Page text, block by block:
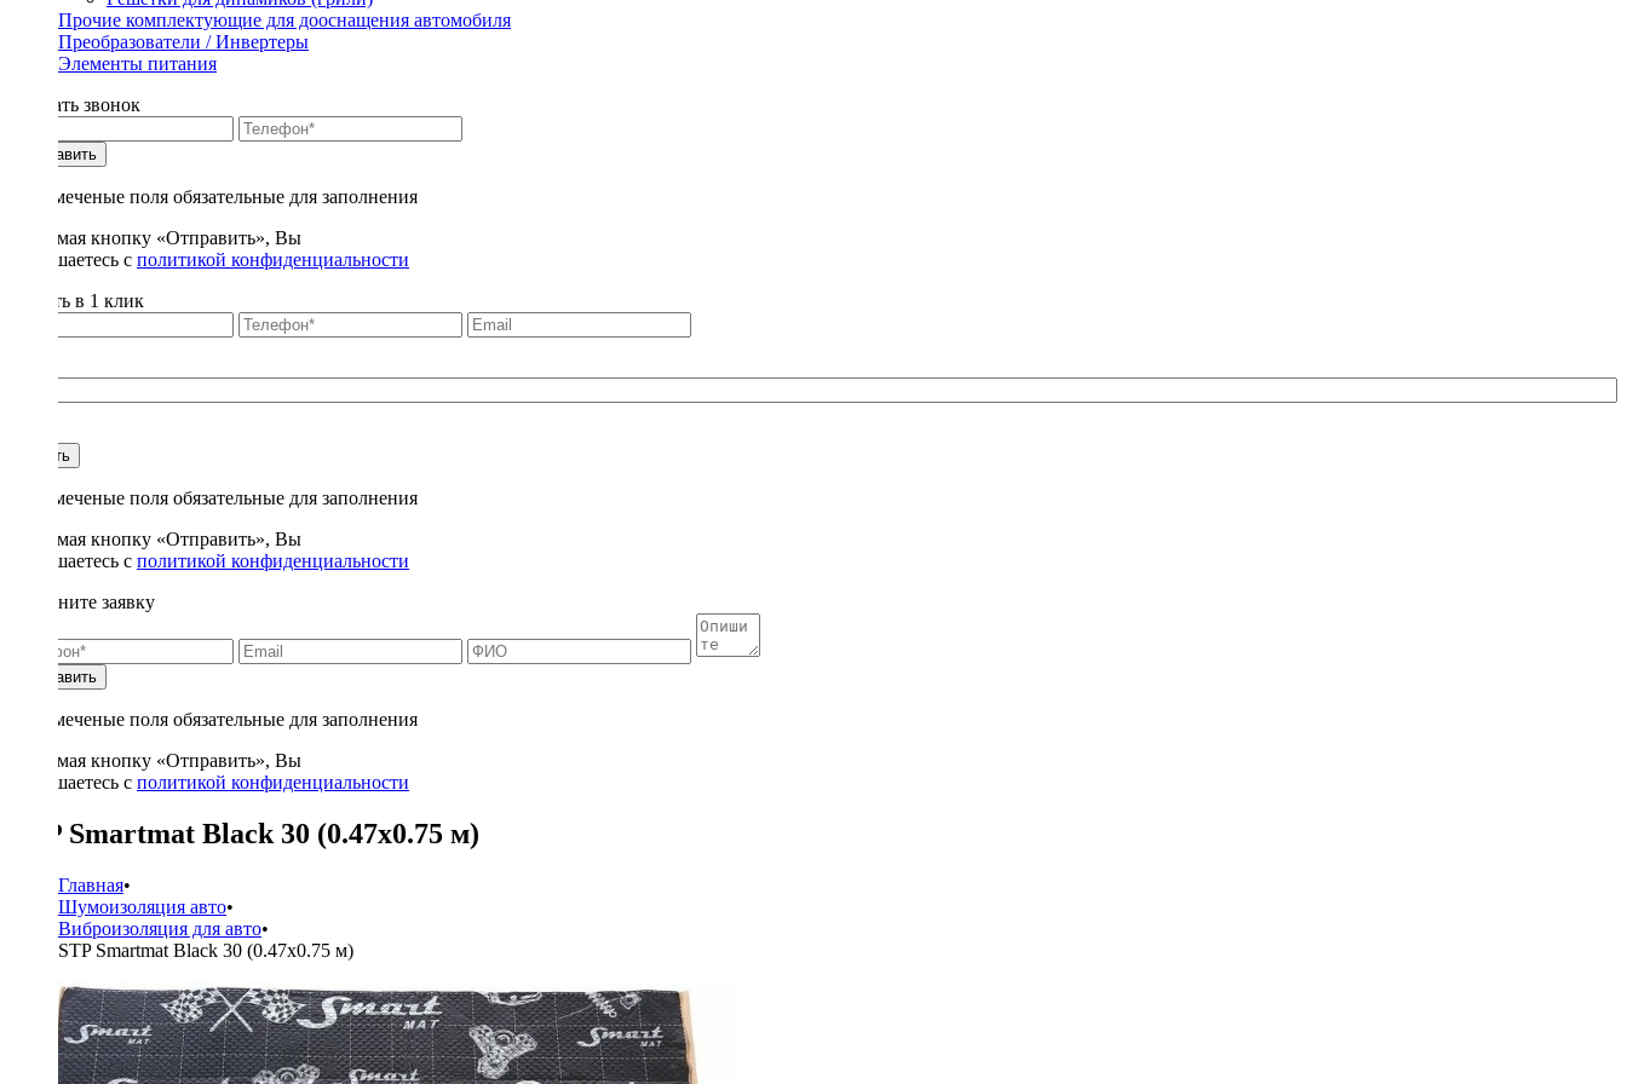
Прочие комплектующие для дооснащения автомобиля
Преобразователи / Инвертеры
Элементы питания
Заказать звонок
Отправить
* - отмеченые поля обязательные для заполнения
Нажимая кнопку «Отправить», Вы
соглашаетесь с политикой конфиденциальности
Купить в 1 клик
Купить
* - отмеченые поля обязательные для заполнения
Нажимая кнопку «Отправить», Вы
соглашаетесь с политикой конфиденциальности
Заполните заявку
Отправить
* - отмеченые поля обязательные для заполнения
Нажимая кнопку «Отправить», Вы
соглашаетесь с политикой конфиденциальности
STP Smartmat Black 30 (0.47x0.75 м)
Главная•
Шумоизоляция авто•
Виброизоляция для авто•
STP Smartmat Black 30 (0.47x0.75 м)